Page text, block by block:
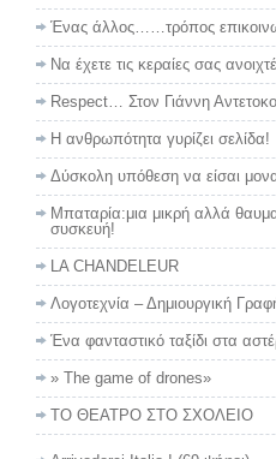
Ένας άλλος……τρόπος
Να έχετε τις κεραίες σας
Respect… Στον Γιάννη
Η ανθρωπότητα γυρίζει σελίδα!
Δύσκολη υπόθεση να είσαι
Μπαταρία:μια μικρή αλλά
συσκευή!
LA CHANDELEUR
Λογοτεχνία – Δημιουργική
Ένα φανταστικό ταξίδι στα
» The game of drones»
ΤΟ ΘΕΑΤΡΟ ΣΤΟ ΣΧΟΛΕΙΟ